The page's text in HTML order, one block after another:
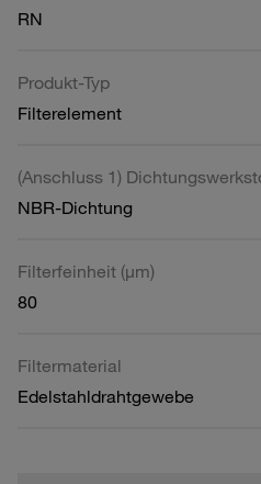
RN
Produkt-Typ
Filterelement
(Anschluss 1)
NBR-Dichtung
Filterfeinheit (µm)
80
Filtermaterial
Edelstahldrahtgewebe